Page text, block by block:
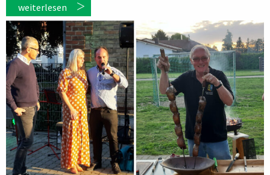
weiterlesen